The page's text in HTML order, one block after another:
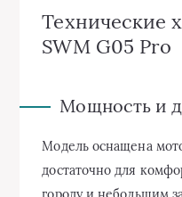
Технические
SWM G05 Pro
Мощность и
Модель оснащена
достаточно для